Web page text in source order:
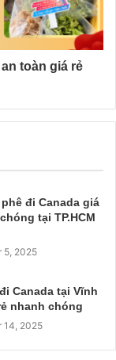
toàn giá rẻ
đi Canada giá
tại TP.HCM
5, 2025
Canada tại Vĩnh
nhanh chóng
14, 2025